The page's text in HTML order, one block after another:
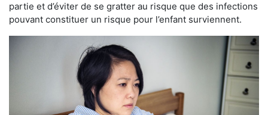
partie et d’éviter de se gratter au risque que des infections
pouvant constituer un risque pour l’enfant surviennent.